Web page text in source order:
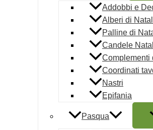
Addobbi e
Alberi di
Palline di
Candele
Complementi
Coordinati
Nastri
Epifania
Pasqua
Copyright © 2026 | Mautone
Condizioni d'uso
Note legali